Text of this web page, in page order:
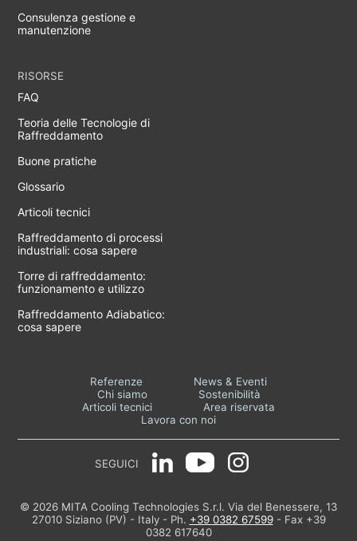
Consulenza gestione e
manutenzione
RISORSE
FAQ
Teoria delle Tecnologie di
Raffreddamento
Buone pratiche
Glossario
Articoli tecnici
Raffreddamento di processi
industriali: cosa sapere
Torre di raffreddamento:
funzionamento e utilizzo
Raffreddamento Adiabatico:
cosa sapere
Referenze
News & Eventi
Chi siamo
Sostenibilità
Articoli tecnici
Area riservata
Lavora con noi
SEGUICI
© 2026 MITA Cooling Technologies S.r.l. Via del Benessere, 13
27010 Siziano (PV) - Italy - Ph. +39 0382 67599- Fax +39
0382 617640